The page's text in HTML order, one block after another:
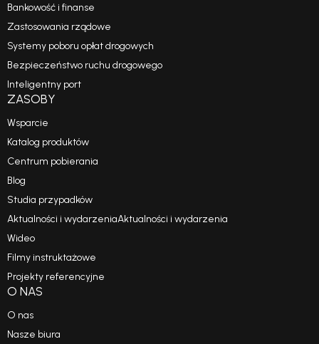
Bankowość i finanse
Zastosowania rządowe
Systemy poboru opłat drogowych
Bezpieczeństwo ruchu drogowego
Inteligentny port
ZASOBY
Wsparcie
Katalog produktów
Centrum pobierania
Blog
Studia przypadków
Aktualności i wydarzeniaAktualności i wydarzenia
Wideo
Filmy instruktażowe
Projekty referencyjne
O NAS
O nas
Nasze biura